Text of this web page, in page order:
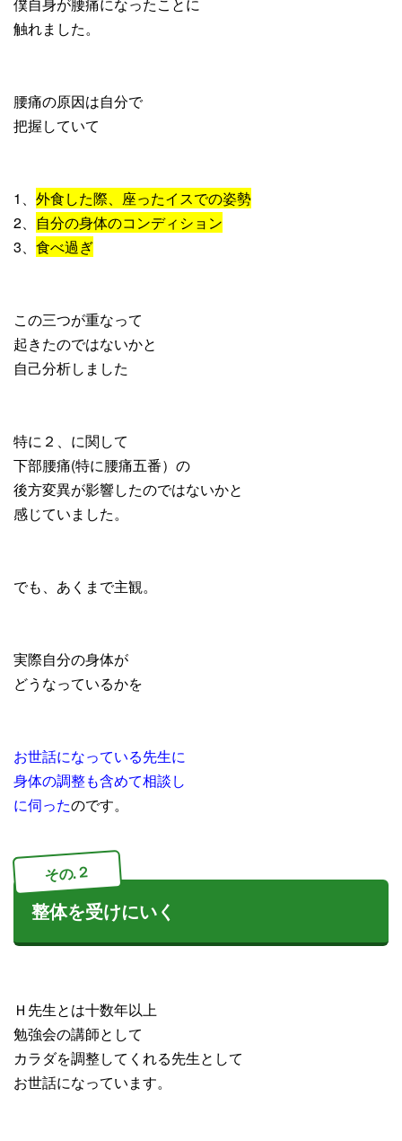
触れました。
腰痛の原因は自分で
把握していて
1、 外食した際、座ったイスでの姿勢
2、 自分の身体のコンディション
3、 食べ過ぎ
この三つが重なって
起きたのではないかと
自己分析しました
特に２、に関して
下部腰痛(特に腰痛五番）の
後方変異が影響したのではないかと
感じていました。
でも、あくまで主観。
実際自分の身体が
どうなっているかを
お世話になっている先生に
身体の調整も含めて相談し
に伺ったのです。
その.２
整体を受けにいく
Ｈ先生とは十数年以上
勉強会の講師として
カラダを調整してくれる先生として
お世話になっています。